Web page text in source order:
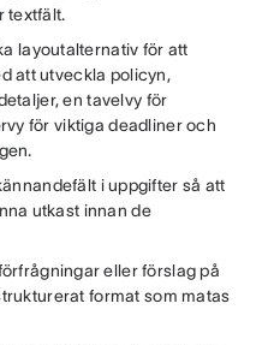
textfält.
layoutalternativ för att
att utveckla policyn,
en tavelvy för
för viktiga deadliner och
i uppgifter så att
utkast innan de
eller förslag på
format som matas